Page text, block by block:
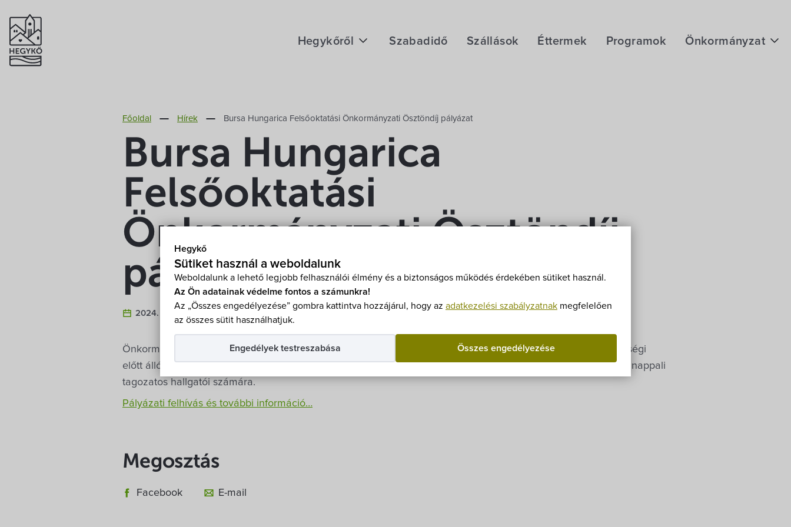
Hegykő
Sütiket használ a weboldalunk
Weboldalunk a lehető legjobb felhasználói élmény és a biztonságos működés érdekében sütiket használ.
Az Ön adatainak védelme fontos a számunkra!
Az „Összes engedélyezése” gombra kattintva hozzájárul, hogy az adatkezelési szabályzatnak megfelelően
az összes sütit használhatjuk.
Összes engedélyezése
Engedélyek testreszabása
Hegykőről
Éghajlat
Hegykő történelme
Szabadidő Szállások Éttermek Programok Önkormányzat
Főoldal Hírek Bursa Hungarica Felsőoktatási Önkormányzati Ösztöndíj pályázat
Bursa Hungarica
Felsőoktatási
Önkormányzati Ösztöndíj
pályázat
2024. November 4.
Önkormányzatunk a Nemzeti Kulturális Támogatáskezelővel együttműködve pályázatot ír ki 2025. évre érettségi
előtt álló középiskolások, illetve még felvételt nem nyert érettségizettek, valamint a felsőoktatási intézmények nappali
tagozatos hallgatói számára.
Pályázati felhívás és további információ…
Megosztás
Facebook E-mail